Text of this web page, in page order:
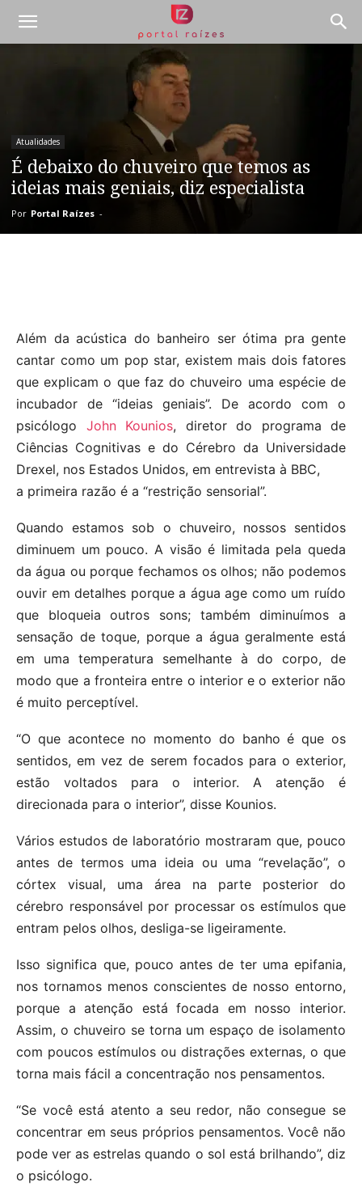
Atualidades
É debaixo do chuveiro que temos as
ideias mais geniais, diz especialista
Por Portal Raízes -
Além da acústica do banheiro ser ótima pra gente
cantar como um pop star, existem mais dois fatores
que explicam o que faz do chuveiro uma espécie de
incubador de “ideias geniais”. De acordo com o
psicólogo John Kounios, diretor do programa de
Ciências Cognitivas e do Cérebro da Universidade
Drexel, nos Estados Unidos, em entrevista à BBC,
a primeira razão é a “restrição sensorial”.
Quando estamos sob o chuveiro, nossos sentidos
diminuem um pouco. A visão é limitada pela queda
da água ou porque fechamos os olhos; não podemos
ouvir em detalhes porque a água age como um ruído
que bloqueia outros sons; também diminuímos a
sensação de toque, porque a água geralmente está
em uma temperatura semelhante à do corpo, de
modo que a fronteira entre o interior e o exterior não
é muito perceptível.
“O que acontece no momento do banho é que os
sentidos, em vez de serem focados para o exterior,
estão voltados para o interior. A atenção é
direcionada para o interior”, disse Kounios.
Vários estudos de laboratório mostraram que, pouco
antes de termos uma ideia ou uma “revelação”, o
córtex visual, uma área na parte posterior do
cérebro responsável por processar os estímulos que
entram pelos olhos, desliga-se ligeiramente.
Isso significa que, pouco antes de ter uma epifania,
nos tornamos menos conscientes de nosso entorno,
porque a atenção está focada em nosso interior.
Assim, o chuveiro se torna um espaço de isolamento
com poucos estímulos ou distrações externas, o que
torna mais fácil a concentração nos pensamentos.
“Se você está atento a seu redor, não consegue se
concentrar em seus próprios pensamentos. Você não
pode ver as estrelas quando o sol está brilhando”, diz
o psicólogo.